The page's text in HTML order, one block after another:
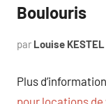
Boulouris
par Louise KESTEL
Plus
pour locations